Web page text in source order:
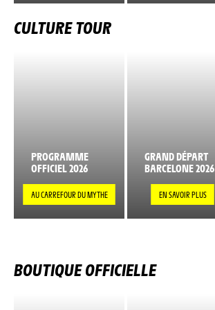
CULTURE TOUR
PROGRAMME
OFFICIEL 2026
AU CARREFOUR DU MYTHE
GRAND DÉPART
BARCELONE 2026
EN SAVOIR PLUS
BOUTIQUE OFFICIELLE